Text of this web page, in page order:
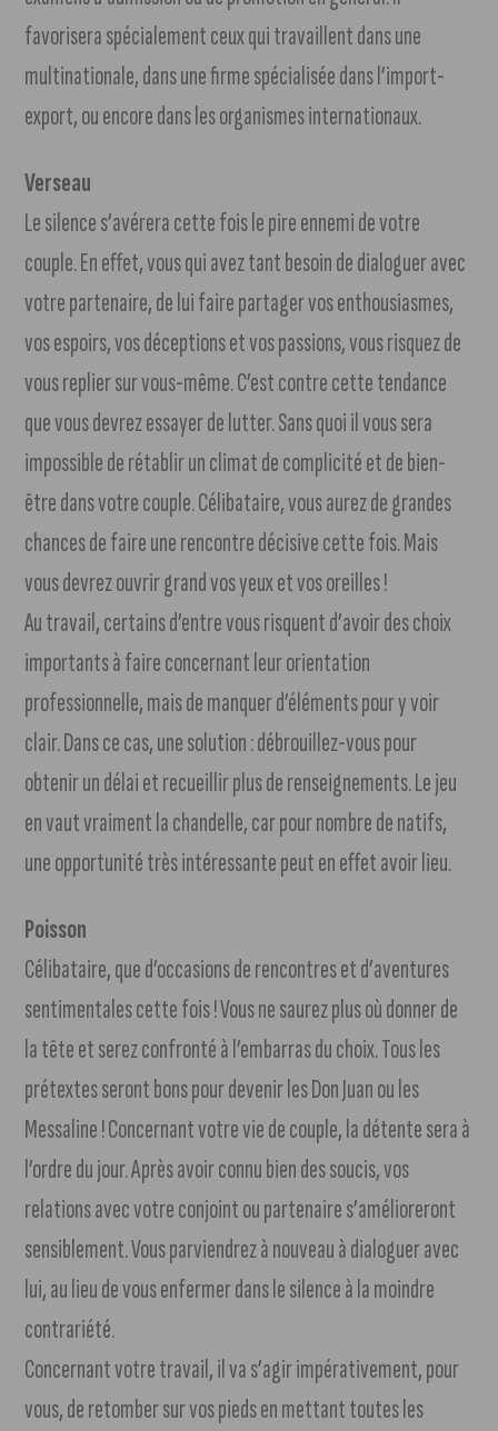
favorisera spécialement ceux qui travaillent dans une
multinationale, dans une firme spécialisée dans l’import-
export, ou encore dans les organismes internationaux.
Verseau
Le silence s’avérera cette fois le pire ennemi de votre
couple. En effet, vous qui avez tant besoin de dialoguer avec
votre partenaire, de lui faire partager vos enthousiasmes,
vos espoirs, vos déceptions et vos passions, vous risquez de
vous replier sur vous-même. C’est contre cette tendance
que vous devrez essayer de lutter. Sans quoi il vous sera
impossible de rétablir un climat de complicité et de bien-
être dans votre couple. Célibataire, vous aurez de grandes
chances de faire une rencontre décisive cette fois. Mais
vous devrez ouvrir grand vos yeux et vos oreilles !
Au travail, certains d’entre vous risquent d’avoir des choix
importants à faire concernant leur orientation
professionnelle, mais de manquer d’éléments pour y voir
clair. Dans ce cas, une solution : débrouillez-vous pour
obtenir un délai et recueillir plus de renseignements. Le jeu
en vaut vraiment la chandelle, car pour nombre de natifs,
une opportunité très intéressante peut en effet avoir lieu.
Poisson
Célibataire, que d’occasions de rencontres et d’aventures
sentimentales cette fois ! Vous ne saurez plus où donner de
la tête et serez confronté à l’embarras du choix. Tous les
prétextes seront bons pour devenir les Don Juan ou les
Messaline ! Concernant votre vie de couple, la détente sera à
l’ordre du jour. Après avoir connu bien des soucis, vos
relations avec votre conjoint ou partenaire s’amélioreront
sensiblement. Vous parviendrez à nouveau à dialoguer avec
lui, au lieu de vous enfermer dans le silence à la moindre
contrariété.
Concernant votre travail, il va s’agir impérativement, pour
vous, de retomber sur vos pieds en mettant toutes les